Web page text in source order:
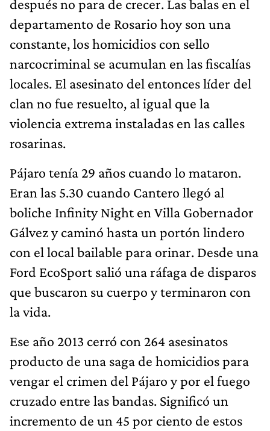
después no para de crecer. Las balas en el
departamento de Rosario hoy son una
constante, los homicidios con sello
narcocriminal se acumulan en las fiscalías
locales. El asesinato del entonces líder del
clan no fue resuelto, al igual que la
violencia extrema instaladas en las calles
rosarinas.
Pájaro tenía 29 años cuando lo mataron.
Eran las 5.30 cuando Cantero llegó al
boliche Infinity Night en Villa Gobernador
Gálvez y caminó hasta un portón lindero
con el local bailable para orinar. Desde una
Ford EcoSport salió una ráfaga de disparos
que buscaron su cuerpo y terminaron con
la vida.
Ese año 2013 cerró con 264 asesinatos
producto de una saga de homicidios para
vengar el crimen del Pájaro y por el fuego
cruzado entre las bandas. Significó un
incremento de un 45 por ciento de estos